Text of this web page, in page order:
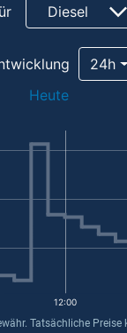
Diesel
24h
Heute
12:00
Tatsächliche Preise